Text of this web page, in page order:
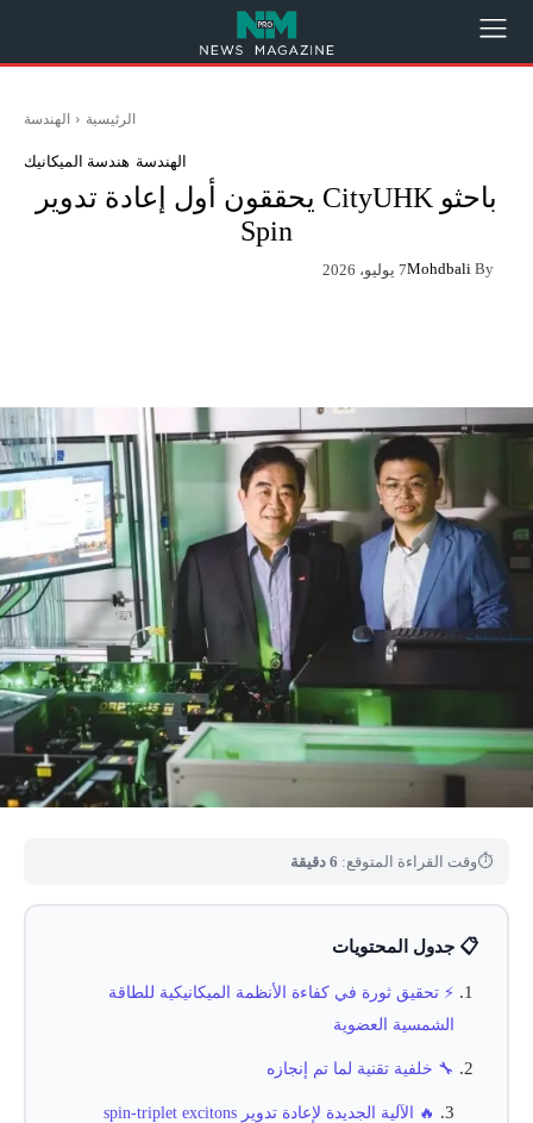
الرئيسية الهندسة
الهندسة هندسة الميكانيك
باحثو CityUHK يحققون أول إعادة تدوير
Spin
By
Mohdbali7 يوليو، 2026
⏱وقت القراءة المتوقع: 6 دقيقة
📋 جدول المحتويات
⚡ تحقيق ثورة في كفاءة الأنظمة الميكانيكية للطاقة
الشمسية العضوية
🔧 خلفية تقنية لما تم إنجازه
🔥 الآلية الجديدة لإعادة تدوير spin-triplet excitons